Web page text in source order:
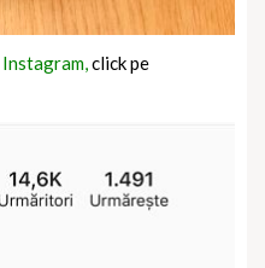
Instagram,click pe